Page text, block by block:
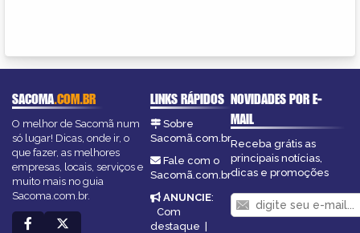
SACOMA.COM.BR
O melhor de Sacomã num
só lugar! Dicas, onde ir, o
que fazer, as melhores
empresas, locais, serviços e
muito mais no guia
Sacoma.com.br.
LINKS RÁPIDOS
Sobre
Sacomã.com.br
Fale com o
Sacomã.com.br
ANUNCIE:
Com
destaque |
NOVIDADES POR E-
MAIL
Receba grátis as
principais notícias,
dicas e promoções